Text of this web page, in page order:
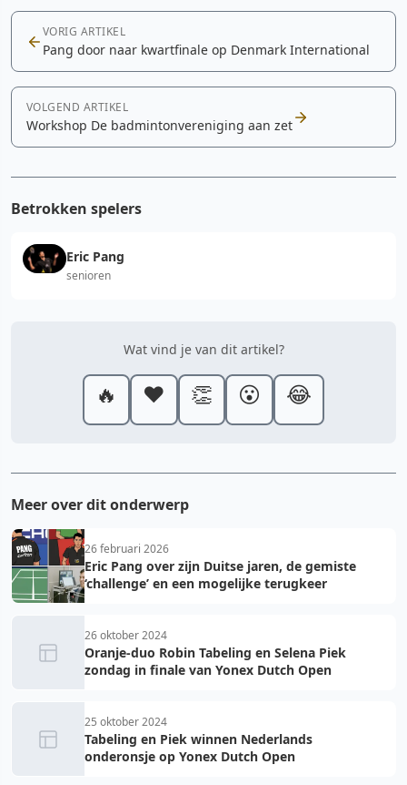
VORIG ARTIKEL
Pang door naar kwartfinale op Denmark International
VOLGEND ARTIKEL
Workshop De badmintonvereniging aan zet
Betrokken spelers
Eric Pang
senioren
Wat vind je van dit artikel?
🔥 ❤️ 👏 😮 😂
Meer over dit onderwerp
26 februari 2026
Eric Pang over zijn Duitse jaren, de gemiste
‘challenge’ en een mogelijke terugkeer
26 oktober 2024
Oranje-duo Robin Tabeling en Selena Piek
zondag in finale van Yonex Dutch Open
25 oktober 2024
Tabeling en Piek winnen Nederlands
onderonsje op Yonex Dutch Open